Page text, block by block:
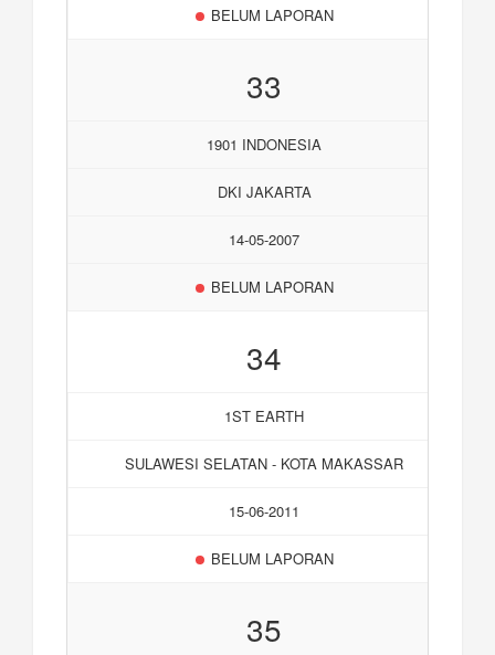
BELUM LAPORAN
33
1901 INDONESIA
DKI JAKARTA
14-05-2007
BELUM LAPORAN
34
1ST EARTH
SULAWESI SELATAN - KOTA MAKASSAR
15-06-2011
BELUM LAPORAN
35